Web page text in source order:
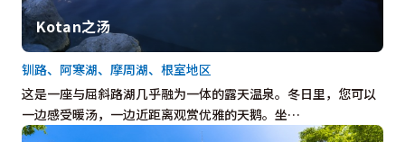
Kotan之汤
这是一座与屈斜路湖几乎融为一体的露天温泉。冬日里，您可以
一边感受暖汤，一边近距离观赏优雅的天鹅。坐…
钏路、阿寒湖、摩周湖、根室地区